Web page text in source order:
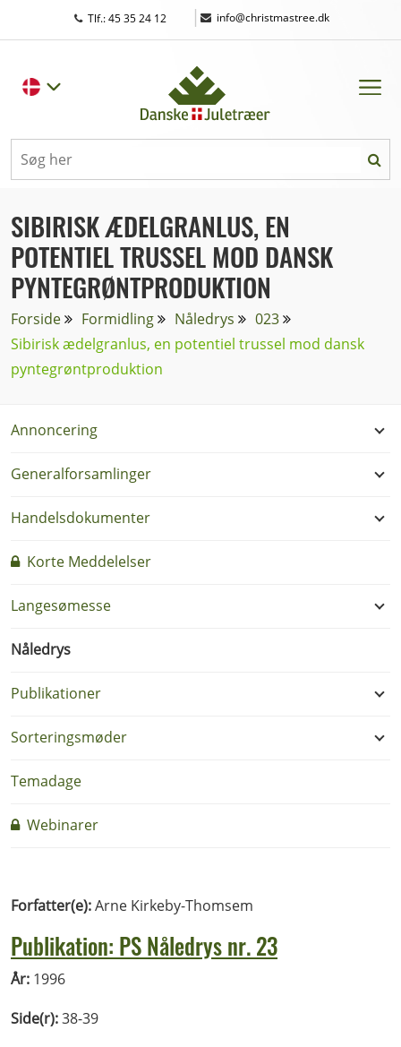
Tlf.: 45 35 24 12 | info@christmastree.dk
SIBIRISK ÆDELGRANLUS, EN
POTENTIEL TRUSSEL MOD DANSK
PYNTEGRØNTPRODUKTION
Forside Formidling Nåledrys
023
Sibirisk ædelgranlus, en potentiel trussel mod dansk
pyntegrøntproduktion
Annoncering
Generalforsamlinger
Handelsdokumenter
Korte Meddelelser
Langesømesse
Nåledrys
Publikationer
Sorteringsmøder
Temadage
Webinarer
Forfatter(e):Arne Kirkeby-Thomsem
Publikation: PS Nåledrys nr. 23
År: 1996
Side(r):38-39